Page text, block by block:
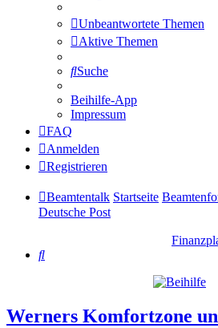
Unbeantwortete Themen
Aktive Themen
Suche
Beihilfe-App
Impressum
FAQ
Anmelden
Registrieren
Beamtentalk Startseite
Deutsche Post
Suche
Werners Komfortzone